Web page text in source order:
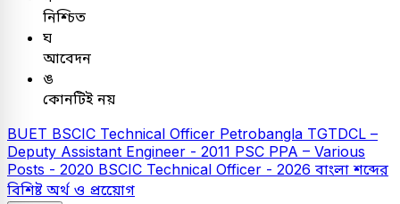
নিশ্চিত
ঘ
আবেদন
ঙ
কোনটিই নয়
BUET BSCIC Technical Officer Petrobangla TGTDCL –
Deputy Assistant Engineer - 2011 PSC PPA – Various
Posts - 2020 BSCIC Technical Officer - 2026 বাংলাশব্দের
বিশিষ্ট অর্থ ও প্রয়োেগ